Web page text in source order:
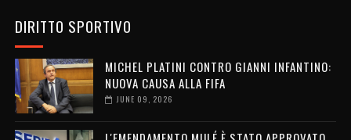
DIRITTO SPORTIVO
MICHEL PLATINI CONTRO GIANNI INFANTINO:
NUOVA CAUSA ALLA FIFA
JUNE 09, 2026